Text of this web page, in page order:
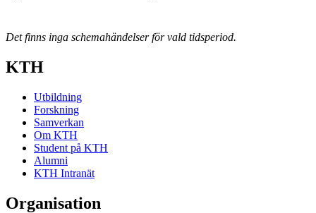
Det finns inga schemahändelser för vald tidsperiod.
KTH
Utbildning
Forskning
Samverkan
Om KTH
Student på KTH
Alumni
KTH Intranät
Organisation